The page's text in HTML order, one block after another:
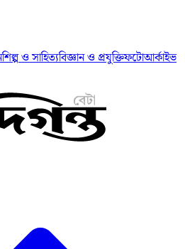
শিল্প ও সাহিত্যবিজ্ঞান ও প্রযুক্তিফটোআর্কাইভ